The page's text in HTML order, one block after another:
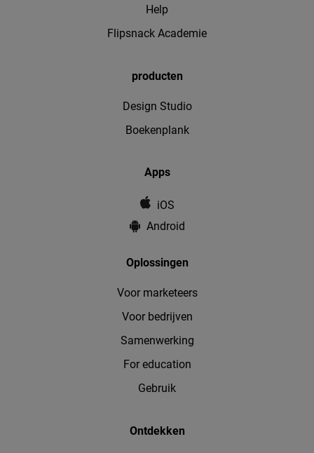
Help
Flipsnack Academie
producten
Design Studio
Boekenplank
Apps
iOS
Android
Oplossingen
Voor marketeers
Voor bedrijven
Samenwerking
For education
Gebruik
Ontdekken